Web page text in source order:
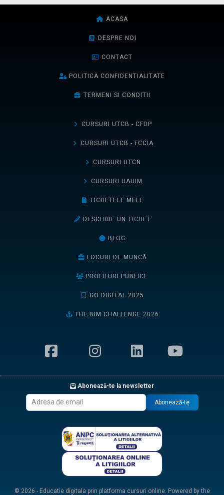
ACASA
DESPRE NOI
CONTACT
POLITICA CONFIDENTIALITATE
TERMENI SI CONDITII
CURSURI UTCB - CFDP
CURSURI UTCB - FCCIA
CURSURI UTCN
CURSURI UAUIM
TICHETELE MELE
DESCHIDE UN TICHET
BLOG
LOCURI DE MUNCĂ
PROFILURI PUBLICE
GO DIGITAL 2025
THE BIM CHALLENGE 2026
Abonează-te la newsletter
Abonează-te
© 2026 - Educatie digitala prin platforma cursuri online. Powered by the